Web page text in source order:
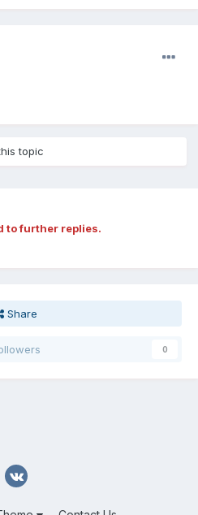
topic
to further replies.
Share
0